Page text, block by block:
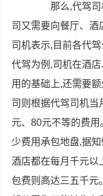
那么,代驾司
司又需要向餐厅、酒
司机表示,目前各代
代驾为例,司机在酒
用的基础上,还需要
司则根据代驾司机当
元、80元不等的费
少费用承包地盘,据
酒店都在每月千元以
包费则高达三五千元